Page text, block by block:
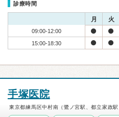
診療時間
月 火
09:00-12:00
15:00-18:30
手塚医院
東京都練馬区中村南（鷺ノ宮駅、都立家政駅